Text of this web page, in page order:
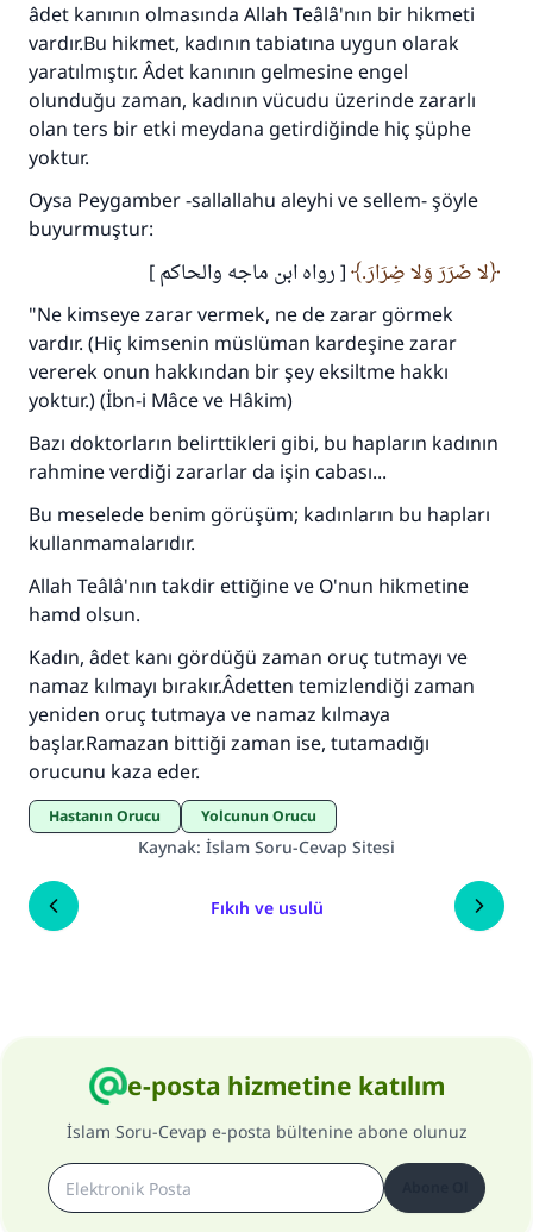
âdet kanının olmasında Allah Teâlâ'nın bir hikmeti
vardır.Bu hikmet, kadının tabiatına uygun olarak
yaratılmıştır. Âdet kanının gelmesine engel
olunduğu zaman, kadının vücudu üzerinde zararlı
olan ters bir etki meydana getirdiğinde hiç şüphe
yoktur.
Oysa Peygamber -sallallahu aleyhi ve sellem- şöyle
buyurmuştur:
لا ضَرَرَ وَلا ضِرَارَ.
[ رواه ابن ماجه والحاكم ]
"Ne kimseye zarar vermek, ne de zarar görmek
vardır. (Hiç kimsenin müslüman kardeşine zarar
vererek onun hakkından bir şey eksiltme hakkı
yoktur.) (İbn-i Mâce ve Hâkim)
Bazı doktorların belirttikleri gibi, bu hapların kadının
rahmine verdiği zararlar da işin cabası...
Bu meselede benim görüşüm; kadınların bu hapları
kullanmamalarıdır.
Allah Teâlâ'nın takdir ettiğine ve O'nun hikmetine
hamd olsun.
Kadın, âdet kanı gördüğü zaman oruç tutmayı ve
namaz kılmayı bırakır.Âdetten temizlendiği zaman
yeniden oruç tutmaya ve namaz kılmaya
başlar.Ramazan bittiği zaman ise, tutamadığı
orucunu kaza eder.
Hastanın Orucu Yolcunun Orucu
Kaynak: İslam Soru-Cevap Sitesi
Fıkıh ve usulü
e-posta hizmetine katılım
İslam Soru-Cevap e-posta bültenine abone olunuz
110845 Nolu Cevap, bir evliliği
kurtardı.
Ümmete cevapları ulaştırmak için bizi destekle
Rasulullah ﷺ şöyle dedi:
Her kim bir hayra yol gösterirse , hayrı yapan
(MUSLIM 1893)
Şimdi katkı yapın!